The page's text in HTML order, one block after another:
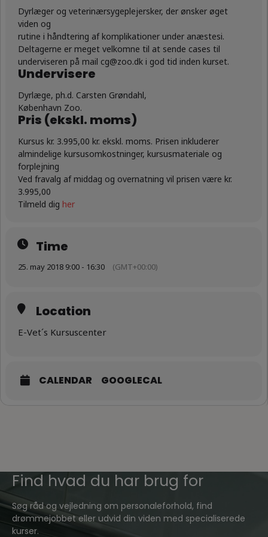
Dyrlæger og veterinærsygeplejersker, der ønsker øget
viden og
rutine i håndtering af komplikationer under anæstesi.
Deltagerne er meget velkomne til at sende cases til
underviseren på mail cg@zoo.dk i god tid inden kurset.
Undervisere
Dyrlæge, ph.d. Carsten Grøndahl,
København Zoo.
Pris (ekskl. moms)
Kursus kr. 3.995,00 kr. ekskl. moms. Prisen inkluderer
almindelige kursusomkostninger, kursusmateriale og
forplejning
Ved fravalg af middag og overnatning vil prisen være kr.
3.995,00
Tilmeld dig her
Time
25. may 2018 9:00 - 16:30 (GMT+00:00)
Location
E-Vet´s Kursuscenter
CALENDAR GOOGLECAL
Find hvad du har brug for
Søg råd og vejledning om personaleforhold, find
drømmejobbet eller udvid din viden med specialiserede
kurser.